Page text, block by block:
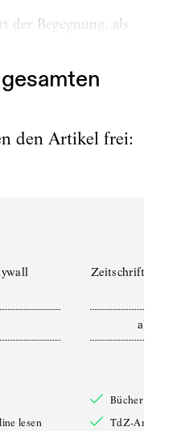
der Begegnung, als
den Artikel frei:
lesen
Zeitschriften
ab
Bücher online
TdZ-Artikel